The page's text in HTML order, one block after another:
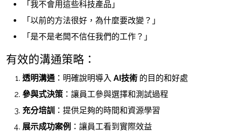
「我不會用這些科技產品」
「以前的方法很好，為什麼要改變？」
「是不是老闆不信任我們的工作？」
有效的溝通策略：
透明溝通 ：明確說明導入 AI技術 的目的和好處
參與式決策：讓員工參與選擇和測試過程
充分培訓
：提供足夠的時間和資源學習
展示成功案例 ：讓員工看到實際效益